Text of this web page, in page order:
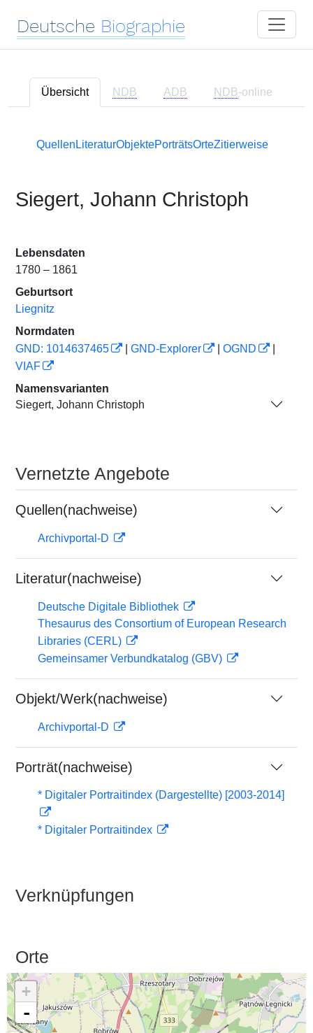
Deutsche Biographie
Übersicht NDB ADB NDB-online
Quellen LiteraturObjektePorträtsOrteZitierweise
Siegert, Johann Christoph
Lebensdaten
1780 – 1861
Geburtsort
Liegnitz
Normdaten
GND: 1014637465
GND-Explorer OGND
VIAF
Namensvarianten
Siegert, Johann Christoph
Vernetzte Angebote
Quellen(nachweise)
Archivportal-D
Literatur(nachweise)
Deutsche Digitale Bibliothek
Thesaurus des Consortium of European Research
Libraries (CERL)
Gemeinsamer Verbundkatalog (GBV)
Objekt/Werk(nachweise)
Archivportal-D
Porträt(nachweise)
* Digitaler Portraitindex (Dargestellte) [2003-2014]
* Digitaler Portraitindex
Verknüpfungen
Orte
+
-